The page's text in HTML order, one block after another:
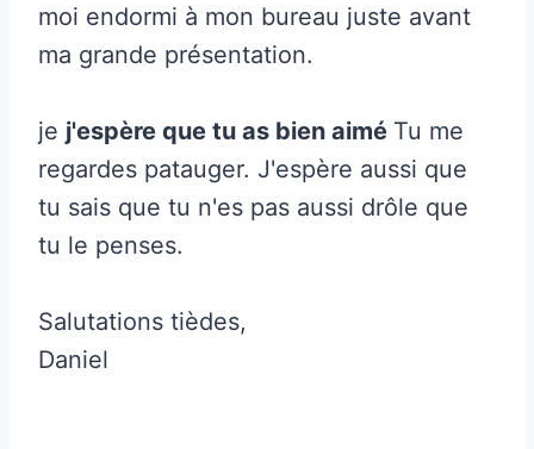
moi endormi à mon bureau juste avant
ma grande présentation.
je j'espère que tu as bien aimé Tu me
regardes patauger. J'espère aussi que
tu sais que tu n'es pas aussi drôle que
tu le penses.
Salutations tièdes,
Daniel